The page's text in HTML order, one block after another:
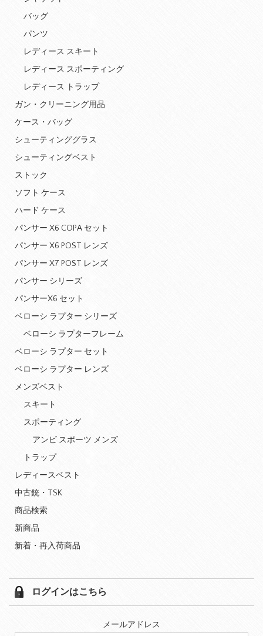
バッグ
パンツ
レディース スキート
レディース スポーティング
レディース トラップ
ガン・クリーニング用品
ケース・バッグ
シューティンググラス
シューティングベスト
ストック
ソフト ケース
ハード ケース
パンサー X6 COPA セット
パンサー X6 POST レンズ
パンサー X7 POST レンズ
パンサー シリーズ
パンサーX6 セット
ベローシ ラプター シリーズ
ベローシ ラプターフレーム
ベローシ ラプター セット
ベローシ ラプター レンズ
メンズベスト
スキート
スポーティング
アンビ スポーツ メンズ
トラップ
レディースベスト
中古銃・TSK
商品検索
新商品
新着・再入荷商品
ログインはこちら
メールアドレス